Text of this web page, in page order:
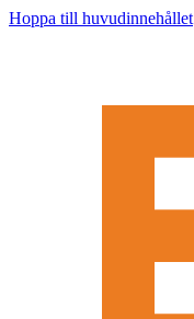
Hoppa till huvudinnehållet